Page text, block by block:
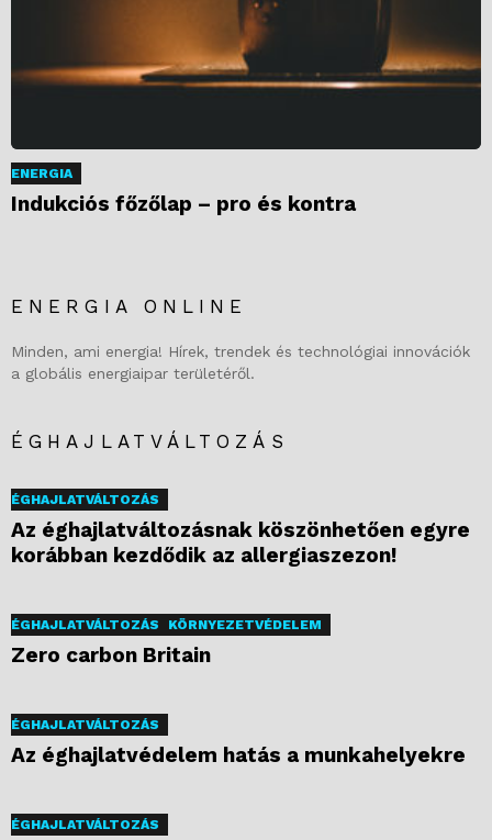
ENERGIA
Indukciós főzőlap – pro és kontra
ENERGIA ONLINE
Minden, ami energia! Hírek, trendek és technológiai innovációk
a globális energiaipar területéről.
ÉGHAJLATVÁLTOZÁS
ÉGHAJLATVÁLTOZÁS
Az éghajlatváltozásnak köszönhetően egyre
korábban kezdődik az allergiaszezon!
ÉGHAJLATVÁLTOZÁS KÖRNYEZETVÉDELEM
Zero carbon Britain
ÉGHAJLATVÁLTOZÁS
Az éghajlatvédelem hatás a munkahelyekre
ÉGHAJLATVÁLTOZÁS